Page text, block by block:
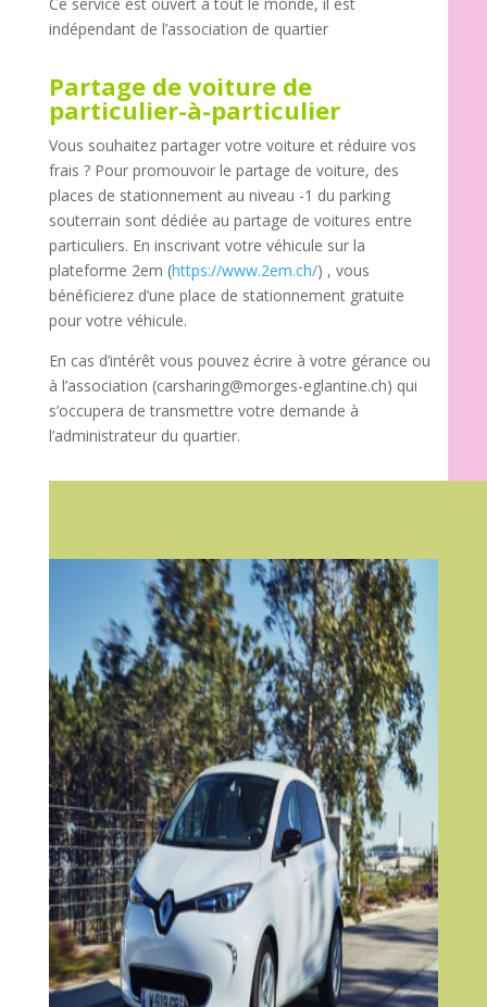
indépendant de l’association de quartier
Partage de voiture de
particulier-à-particulier
Vous souhaitez partager votre voiture et réduire vos
frais ? Pour promouvoir le partage de voiture, des
places de stationnement au niveau -1 du parking
souterrain sont dédiée au partage de voitures entre
particuliers. En inscrivant votre véhicule sur la
plateforme 2em (https://www.2em.ch/) , vous
bénéficierez d’une place de stationnement gratuite
pour votre véhicule.
En cas d’intérêt vous pouvez écrire à votre gérance ou
à l’association (carsharing@morges-eglantine.ch) qui
s’occupera de transmettre votre demande à
l’administrateur du quartier.